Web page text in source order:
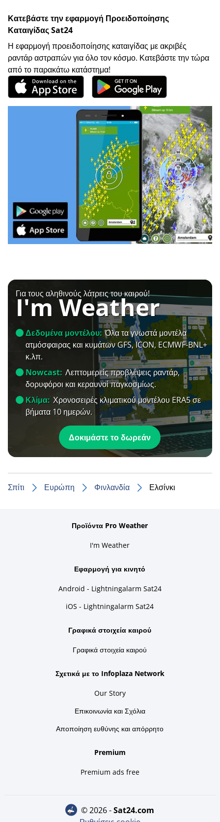
Κατεβάστε την εφαρμογή Προειδοποίησης
Καταιγίδας Sat24
Η εφαρμογή προειδοποίησης καταιγίδας με ακριβές
ραντάρ αστραπών για όλο τον κόσμο. Κατεβάστε την τώρα
από το παρακάτω κατάστημα!
Για τους αληθινούς λάτρεις του καιρού!
I'm Weather
Δεδομένα μοντέλου: Όλα τα γνωστά μοντέλα
ατμόσφαιρας και κυμάτων GFS, ICON, ECMWF-BNL+
κ.λπ.
Nowcast: Λεπτομερείς προβλέψεις ραντάρ,
δορυφόροι και κεραυνοί παγκοσμίως.
Κλίμα: Χρονοσειρές κλιματικού μοντέλου ERA5 σε
βήματα 10 ημερών.
Δοκιμάστε το δωρεάν
Σπίτι Ευρώπη Φινλανδία Ελσίνκι
Προϊόντα Pro Weather
I'm Weather
Εφαρμογή για κινητό
Android - Lightningalarm Sat24
iOS - Lightningalarm Sat24
Γραφικά στοιχεία καιρού
Γραφικά στοιχεία καιρού
Σχετικά με το Infoplaza Network
Our Story
Επικοινωνία και Σχόλια
Αποποίηση ευθύνης και απόρρητο
Premium
Premium ads free
© 2026 - sat24.com